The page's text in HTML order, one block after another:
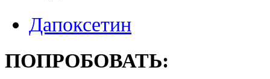
Дапоксетин
ПОПРОБОВАТЬ: